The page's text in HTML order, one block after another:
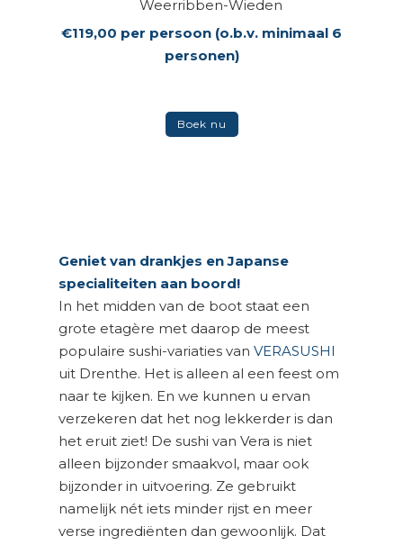
Weerribben-Wieden
€119,00 per persoon (o.b.v. minimaal 6
personen)
Boek nu
Geniet van drankjes en Japanse
specialiteiten aan boord!
In het midden van de boot staat een
grote etagère met daarop de meest
populaire sushi-variaties van VERASUSHI
uit Drenthe. Het is alleen al een feest om
naar te kijken. En we kunnen u ervan
verzekeren dat het nog lekkerder is dan
het eruit ziet! De sushi van Vera is niet
alleen bijzonder smaakvol, maar ook
bijzonder in uitvoering. Ze gebruikt
namelijk nét iets minder rijst en meer
verse ingrediënten dan gewoonlijk. Dat